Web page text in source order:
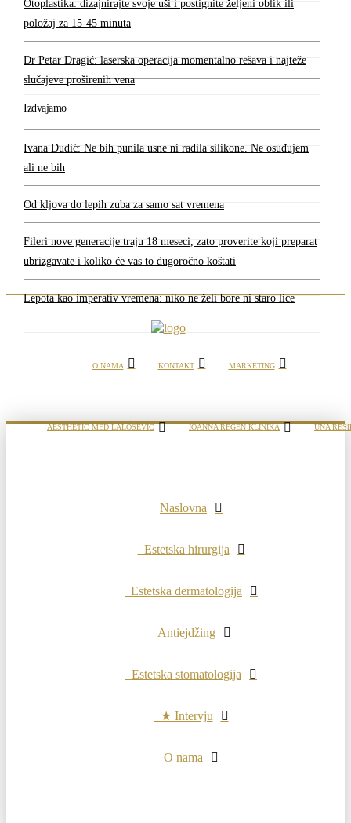
Otoplastika: dizajnirajte svoje uši i postignite željeni oblik ili
položaj za 15-45 minuta
Dr Petar Dragić: laserska operacija momentalno rešava i najteže
slučajeve proširenih vena
Izdvajamo
Ivana Dudić: Ne bih punila usne ni radila silikone. Ne osuđujem
ali ne bih
Od kljova do lepih zuba za samo sat vremena
Fileri nove generacije traju 18 meseci, zato proverite koji preparat
ubrizgavate i koliko će vas to dugoročno koštati
Lepota kao imperativ vremena: niko ne želi bore ni staro lice
O NAMA KONTAKT MARKETING
AESTHETIC MED LALOŠEVIĆ IOANNA REGEN KLINIKA UNA
Naslovna
Estetska hirurgija
Estetska dermatologija
Antiejdžing
Estetska stomatologija
★ Intervju
O nama